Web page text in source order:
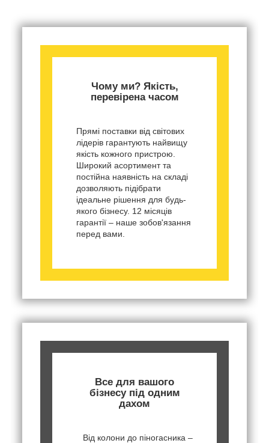
Чому ми? Якість,
перевірена часом
Прямі поставки від світових
лідерів гарантують найвищу
якість кожного пристрою.
Широкий асортимент та
постійна наявність на складі
дозволяють підібрати
ідеальне рішення для будь-
якого бізнесу. 12 місяців
гарантії – наше зобов'язання
перед вами.
Все для вашого
бізнесу під одним
дахом
Від колони до піногасника –